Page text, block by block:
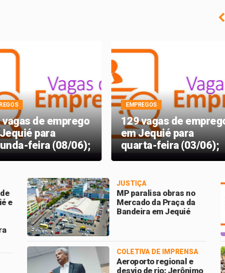
vagas de emprego
para
feira (08/06);
EMPREGOS
129 vagas de
em Jequié para
quarta-feira (03/06);
e
JUSTIÇA
MP paralisa obras no
Mercado da Praça da
Bandeira em Jequié
COLETIVA DE IMPRENSA
Aeroporto regional e
desvio de rio: Jerônimo